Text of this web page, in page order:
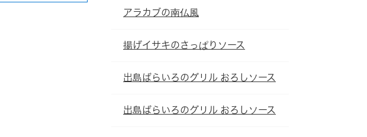
アラカブの南仏風
揚げイサキのさっぱりソース
出島ばらいろのグリル おろしソース
出島ばらいろのグリル おろしソース